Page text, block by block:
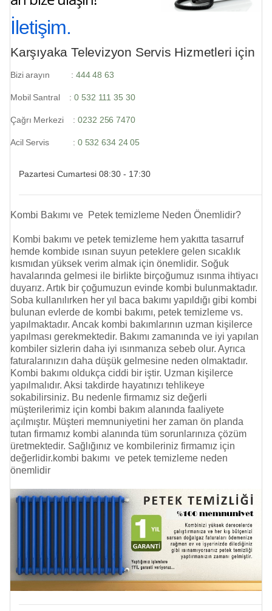
İletişim.
Karşıyaka Televizyon Servis Hizmetleri için
Bizi arayın : 444 48 63
Mobil Santral :0 532 111 35 30
Çağrı Merkezi :0232 256 7470
Acil Servis : 0 532 634 24 05
Pazartesi Cumartesi 08:30 - 17:30
Kombi Bakımı ve Petek temizleme Neden Önemlidir?
Kombi bakımı ve petek temizleme hem yakıtta tasarruf
hemde kombide ısınan suyun peteklere gelen sıcaklık
kısmıdan yüksek verim almak için önemlidir. Soğuk
havalarında gelmesi ile birlikte birçoğumuz ısınma ihtiyacı
duyarız. Artık bir çoğumuzun evinde kombi bulunmaktadır.
Soba kullanılırken her yıl baca bakımı yapıldığı gibi kombi
bulunan evlerde de kombi bakımı, petek temizleme vs.
yapılmaktadır. Ancak kombi bakımlarının uzman kişilerce
yapılması gerekmektedir. Bakımı zamanında ve iyi yapılan
kombiler sizlerin daha iyi ısınmanıza sebeb olur. Ayrıca
faturalarınızın daha düşük gelmesine neden olmaktadır.
Kombi bakımı oldukça ciddi bir iştir. Uzman kişilerce
yapılmalıdır. Aksi takdirde hayatınızı tehlikeye
sokabilirsiniz. Bu nedenle firmamız siz değerli
müşterilerimiz için kombi bakım alanında faaliyete
açılmıştır. Müşteri memnuniyetini her zaman ön planda
tutan firmamız kombi alanında tüm sorunlarınıza çözüm
üretmektedir. Sağlığınız ve kombileriniz firmamız için
değerlidir.kombi bakımı ve petek temizleme neden
önemlidir